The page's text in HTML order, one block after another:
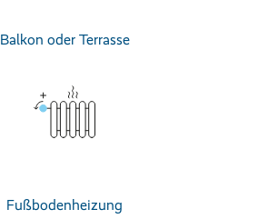
Balkon oder Terrasse
Fußbodenheizung